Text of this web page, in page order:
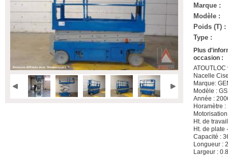
Marque :
Modèle :
Poids (T) :
Type :
Plus
occasion :
Nacelle
Marque:
Modèle :
Année :
Horamètre
Ht. de
Ht. de plate
Capacité :
Longueur :
Largeur :